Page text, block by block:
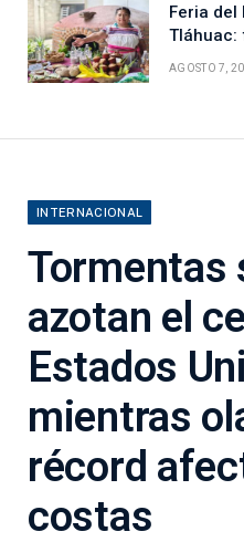
Feria del
Tláhuac:
AGOSTO 7,
INTERNACIONAL
Tormentas
azotan el
Estados
mientras
récord
costas